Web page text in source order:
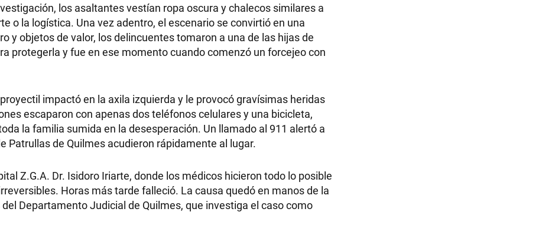
los asaltantes vestían ropa oscura y chalecos similares a
o la logística. Una vez adentro, el escenario se convirtió en una
y objetos de valor, los delincuentes tomaron a una de las hijas de
protegerla y fue en ese momento cuando comenzó un forcejeo con
impactó en la axila izquierda y le provocó gravísimas heridas
escaparon con apenas dos teléfonos celulares y una bicicleta,
la familia sumida en la desesperación. Un llamado al 911 alertó a
Patrullas de Quilmes acudieron rápidamente al lugar.
Z.G.A. Dr. Isidoro Iriarte, donde los médicos hicieron todo lo posible
Horas más tarde falleció. La causa quedó en manos de la
Departamento Judicial de Quilmes, que investiga el caso como
RECETAS
PALABRAS
Seguinos